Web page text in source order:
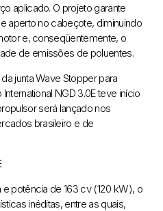
aplicado. O projeto garante
aperto no cabeçote, diminuindo
e, conseqüentemente, o
de emissões de poluentes.
junta Wave Stopper para
NGD 3.0E teve início
será lançado nos
brasileiro e de
potência de 163 cv (120 kW), o
inéditas, entre as quais,